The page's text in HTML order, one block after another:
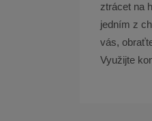
ztrácet na
jedním z
vás,
Využijte